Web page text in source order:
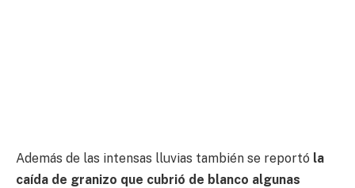
Además de las intensas lluvias también se reportó la
caída de granizo que cubrió de blanco algunas